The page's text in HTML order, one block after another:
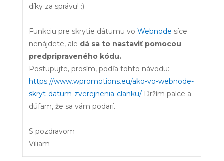
díky za správu! :)
Funkciu pre skrytie dátumu vo Webnode síce
nenájdete, ale dá sa to nastaviť pomocou
predpripraveného kódu.
Postupujte, prosím, podľa tohto návodu:
https://www.wpromotions.eu/ako-vo-webnode-
skryt-datum-zverejnenia-clanku/Držím palce a
dúfam, že sa vám podarí.
S pozdravom
Viliam